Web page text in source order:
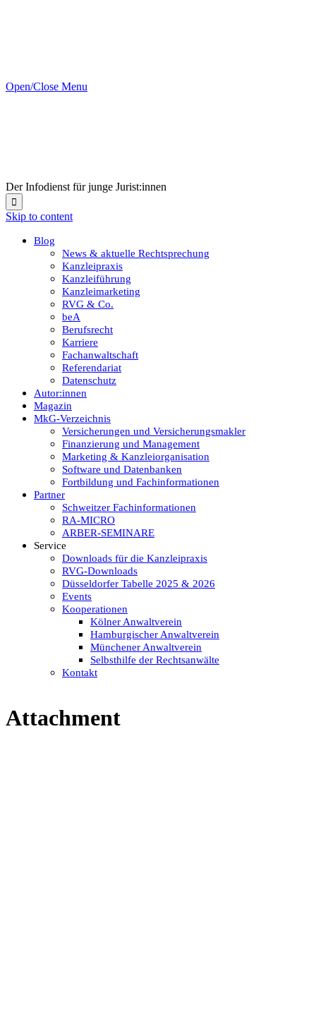
Open/Close Menu
Der Infodienst für junge Jurist:innen

Skip to content
Blog
News & aktuelle Rechtsprechung
Kanzleipraxis
Kanzleiführung
Kanzleimarketing
RVG & Co.
beA
Berufsrecht
Karriere
Fachanwaltschaft
Referendariat
Datenschutz
Autor:innen
Magazin
MkG-Verzeichnis
Versicherungen und Versicherungsmakler
Finanzierung und Management
Marketing & Kanzleiorganisation
Software und Datenbanken
Fortbildung und Fachinformationen
Partner
Schweitzer Fachinformationen
RA-MICRO
ARBER-SEMINARE
Service
Downloads für die Kanzleipraxis
RVG-Downloads
Düsseldorfer Tabelle 2025 & 2026
Events
Kooperationen
Kölner Anwaltverein
Hamburgischer Anwaltverein
Münchener Anwaltverein
Selbsthilfe der Rechtsanwälte
Kontakt
Attachment